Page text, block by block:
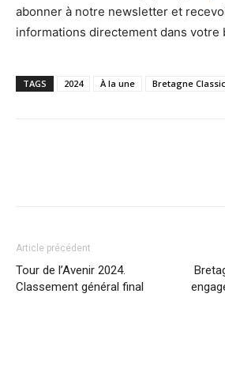
abonner à notre newsletter et
informations directement dans votre
TAGS 2024 À la une Bretagne Classic
Article précédent
Tour de l’Avenir 2024.
Classement général final